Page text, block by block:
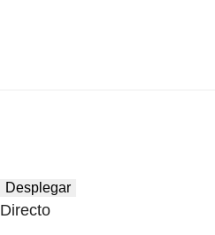
Desplegar
Directo